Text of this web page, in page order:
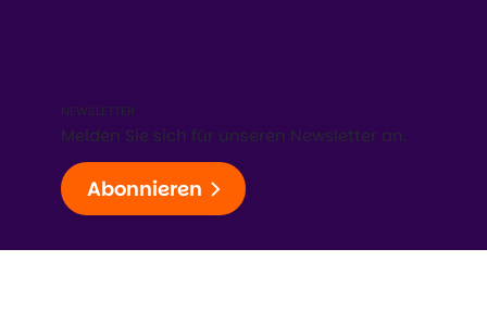
NEWSLETTER
Melden Sie sich für unseren Newsletter an.
Abonnieren